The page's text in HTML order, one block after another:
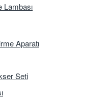
Lambası
Aparatı
Seti